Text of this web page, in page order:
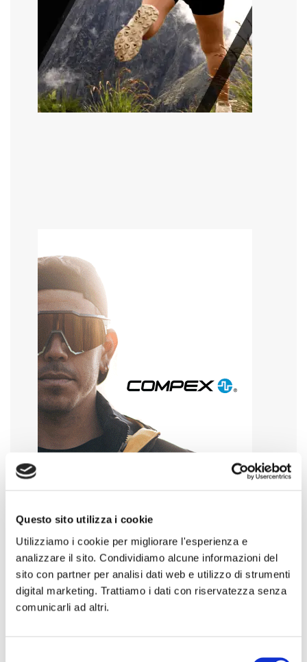
Questo sito utilizza i cookie
Utilizziamo i cookie per migliorare l'esperienza e
analizzare il sito. Condividiamo alcune informazioni del
sito con partner per analisi dati web e utilizzo di strumenti
digital marketing. Trattiamo i dati con riservatezza senza
comunicarli ad altri.